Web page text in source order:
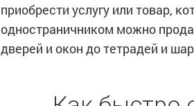
приобрести услугу или товар,
одностраничником можно
дверей и окон до тетрадей и